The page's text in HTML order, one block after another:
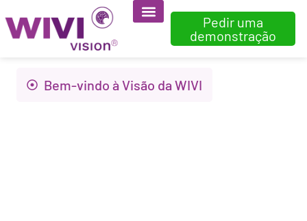
Pedir uma
demonstração
Bem-vindo à Visão da WIVI